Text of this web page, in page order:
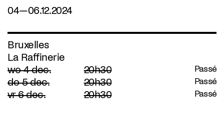
04—06.12.2024
Bruxelles
La Raffinerie
wo 4 dec.
20h30 Passé
do 5 dec. 20h30 Passé
vr 6 dec. 20h30 Passé